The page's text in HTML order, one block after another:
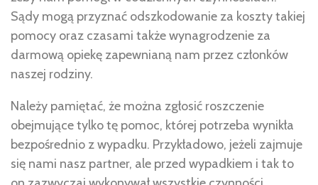
Sądy mogą przyznać odszkodowanie za koszty takiej
pomocy oraz czasami także wynagrodzenie za
darmową opiekę zapewnianą nam przez członków
naszej rodziny.
Należy pamiętać, że można zgłosić roszczenie
obejmujące tylko tę pomoc, której potrzeba wynikła
bezpośrednio z wypadku. Przykładowo, jeżeli zajmuje
się nami nasz partner, ale przed wypadkiem i tak to